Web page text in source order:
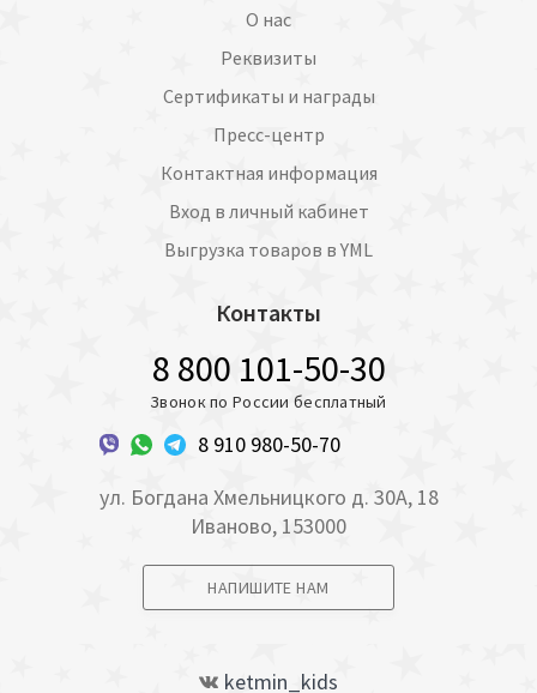
ketmin_kids
О нас
Реквизиты
Сертификаты и награды
Пресс-центр
Контактная информация
Вход в личный кабинет
Выгрузка товаров в YML
Контакты
8 800 101-50-30
Звонок по России бесплатный
8 910 980-50-70
ул. Богдана Хмельницкого д. 30А, 18
Иваново, 153000
НАПИШИТЕ НАМ